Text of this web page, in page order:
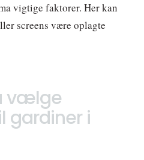
vigtige faktorer. Her kan
screens være oplagte
vælge
gardiner i